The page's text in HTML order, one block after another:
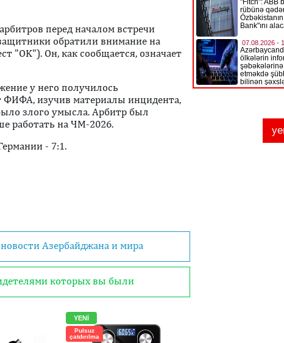
перед началом встречи
обратили внимание на
"OK"). Он, как сообщается, означает
у него получилось
изучив материалы инцидента,
злого умысла. Арбитр был
работать на ЧМ-2026.
- 7:1.
Азербайджана и мира
которых вы были